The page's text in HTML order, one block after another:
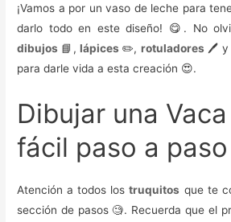
¡Vamos a por un vaso de leche para
darlo todo en este diseño! 😋. No
dibujos 📘,lápices ✏️, rotuladores 🖊️ y
para darle vida a esta creación 😍.
Dibujar una
fácil paso a paso
Atención a todos lostruquitos que te
sección de pasos 🧐. Recuerda que el